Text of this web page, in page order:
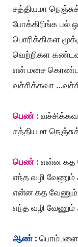
சத்தியமா
போக்கிரிங்க பல்
பொரிக்கிகள
வெற்றிகள
என் மனச
வச்சிக்கவா
பெண் :
சத்தியமா
பெண் : என்ன கத
எந்த வழி
என்ன கத வேணும்
எந்த வழி
ஆண் :